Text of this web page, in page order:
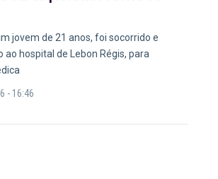
jovem de 21 anos, foi socorrido e
ao hospital de Lebon Régis, para
- 16:46